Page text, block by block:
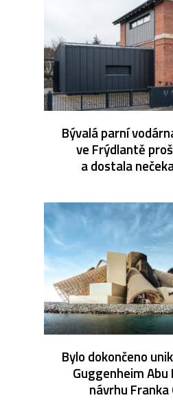
Bývalá parní
ve Frýdlantě
a dostala
Bylo dokončeno
Guggenheim Abu
návrhu Franka